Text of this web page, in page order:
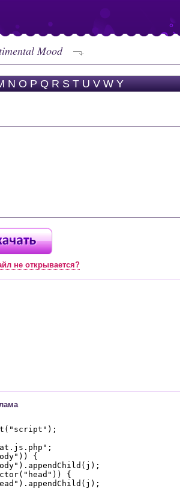
Mood
N O P Q R S T U V W Y
не открывается?